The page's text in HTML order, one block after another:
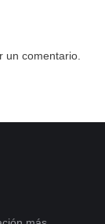
un comentario.